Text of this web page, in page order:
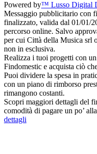
Powered by™ Lusso Digital
Messaggio pubblicitario con
finalizzato, valida dal 01/01/
percorso online. Salvo
per cui Città della Musica srl
non in esclusiva.
Realizza i tuoi progetti con
Findomestic e acquista ciò
Puoi dividere la spesa in
con un piano di rimborso
rimangono costanti.
Scopri maggiori dettagli del
comodità di pagare un po’
dettagli